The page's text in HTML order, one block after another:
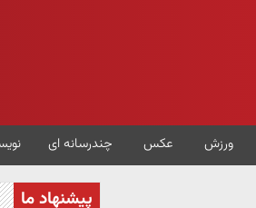
ورزش عکس چندرسانه ای
پیشنهاد ما